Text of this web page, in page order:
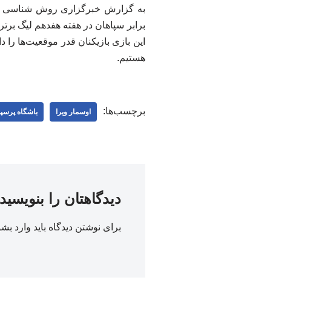
به گزارش خبرگزاری روش شناسی
این بازی بازیکنان قدر موقعیت‌ها را
هستیم.
برچسب‌ها: اوسمار ویرا باشگاه
دیدگاهتان را بنویسید
برای نوشتن دیدگاه باید وارد